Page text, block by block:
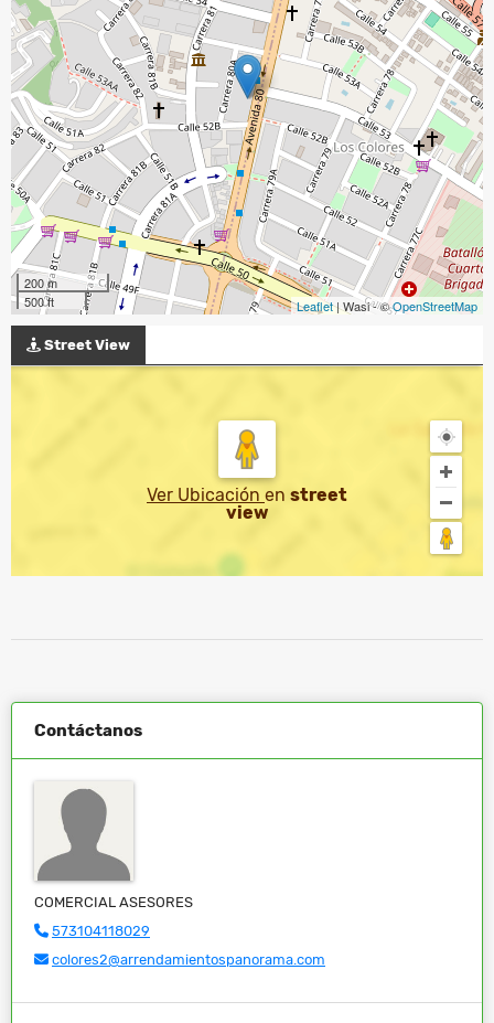
200 m
500 ft
Leaflet| Wasi - ©OpenStreetMap
Street View
Ver Ubicación en street
view
Contáctanos
COMERCIAL ASESORES
573104118029
colores2@arrendamientospanorama.com